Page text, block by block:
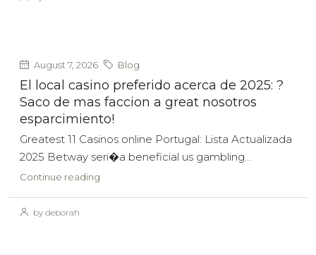
August 7, 2026 Blog
El local casino preferido acerca de 2025: ?
Saco de mas faccion a great nosotros
esparcimiento!
Greatest 11 Casinos online Portugal: Lista Actualizada
2025 Betway seri�a beneficial us gambling...
Continue reading
by deborah